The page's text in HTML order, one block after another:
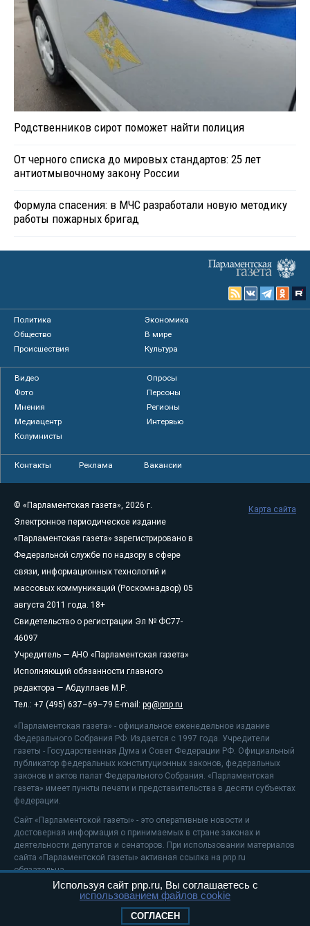
Родственников сирот поможет найти полиция
От черного списка до мировых стандартов: 25 лет
антиотмывочному закону России
Формула спасения: в МЧС разработали новую методику
работы пожарных бригад
Политика
Экономика
Общество
В мире
Происшествия
Культура
Видео
Опросы
Фото
Персоны
Мнения
Регионы
Медиацентр
Интервью
Колумнисты
Контакты Реклама Вакансии
© «Парламентская газета», 2026 г.
Электронное периодическое издание
«Парламентская газета» зарегистрировано в
Федеральной службе по надзору в сфере
связи, информационных технологий и
массовых коммуникаций (Роскомнадзор) 05
августа 2011 года. 18+
Свидетельство о регистрации Эл № ФС77-
46097
Учредитель — АНО «Парламентская газета»
Исполняющий обязанности главного
редактора — Абдуллаев М.Р.
Тел.: +7 (495) 637–69–79 E-mail: pg@pnp.ru
«Парламентская газета» - официальное еженедельное издание
Федерального Собрания РФ. Издается с 1997 года. Учредители
газеты - Государственная Дума и Совет Федерации РФ. Официальный
публикатор федеральных конституционных законов, федеральных
законов и актов палат Федерального Собрания. «Парламентская
газета» имеет пункты печати и представительства в десяти субъектах
федерации.
Сайт «Парламентской газеты» - это оперативные новости и
достоверная информация о принимаемых в стране законах и
деятельности депутатов и сенаторов. При использовании материалов
сайта «Парламентской газеты» активная ссылка на pnp.ru
обязательна.
На информационном ресурсе применяютсярекомендательные
Положение о защите персональных данных
Карта сайта
Используя сайт pnp.ru, Вы соглашаетесь с
использованием файлов cookie
СОГЛАСЕН